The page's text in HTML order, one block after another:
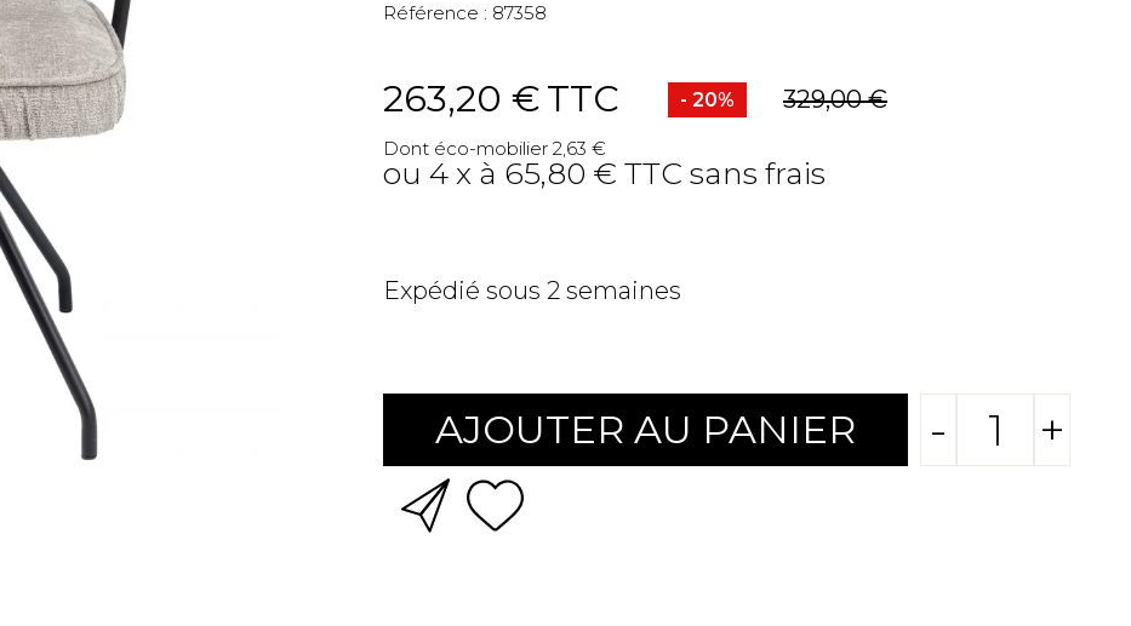
Référence : 87358
263,20 €TTC - 20% 329,00 €
Dont éco-mobilier 2,63 €
ou 4 x à 65,80 € TTC sans frais
Expédié sous 2 semaines
AJOUTER AU PANIER - +